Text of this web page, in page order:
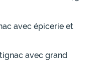
avec épicerie et
avec grand